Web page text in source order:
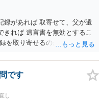
録があれば 取寄せて、父が遺
きれば 遺言書を無効とするこ
を取り寄せるのが重要となり
です
し